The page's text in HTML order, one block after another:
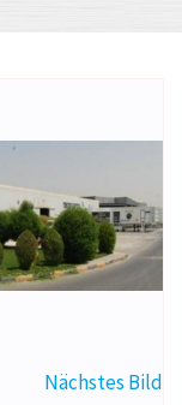
Nächstes Bild